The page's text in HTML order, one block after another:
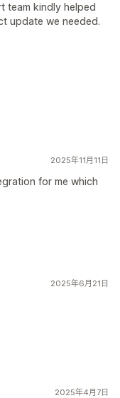
team kindly helped
update we needed.
2025年11月11日
for me which
2025年6月21日
2025年4月7日